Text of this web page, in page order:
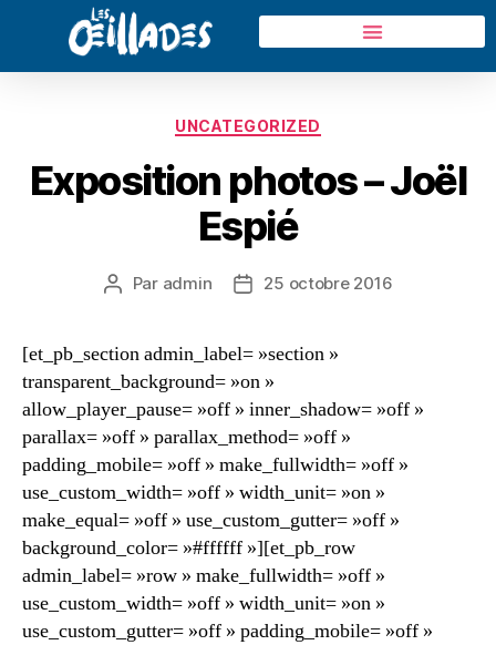
UNCATEGORIZED
Exposition photos – Joël
Espié
Par admin 25 octobre 2016
[et_pb_section admin_label= »section »
transparent_background= »on »
allow_player_pause= »off » inner_shadow= »off »
parallax= »off » parallax_method= »off »
padding_mobile= »off » make_fullwidth= »off »
use_custom_width= »off » width_unit= »on »
make_equal= »off » use_custom_gutter= »off »
background_color= »#ffffff »][et_pb_row
admin_label= »row » make_fullwidth= »off »
use_custom_width= »off » width_unit= »on »
use_custom_gutter= »off » padding_mobile= »off »